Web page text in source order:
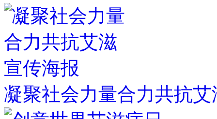
凝聚社会力量合力共抗